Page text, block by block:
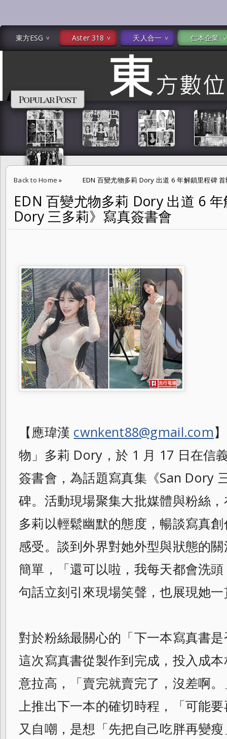
東方ESG Aster 318 天人合一 仁本企業
Popular Post
Back to Home » EDN 百變尤物多莉 Dory 出道 6 年解鎖里程碑
EDN 百變尤物多莉 Dory 出道 6
Dory 三多莉》寫真簽書會
【應瑋漢 cwnkent88@gmail.com
物」多莉 Dory，於 1 月 17 日在信
簽書會，為話題寫真集《San Dory
碑。活動現場聚集大批媒體與粉絲
多莉以輕鬆幽默的態度，暢談寫真
感受。談到外界對她外型與狀態的
簡單，「還可以啦，我每天都會洗
句話立刻引來現場笑聲，也展現她
對於粉絲最關心的「下一本寫真書
這次寫真書從製作到完成，投入成
意拉高，「賣完就賣完了，沒差啊
上推出下一本的確切時程，「可能
又自嘲，是想「先把自己吃胖再變